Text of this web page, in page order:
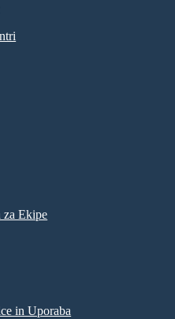
za Ekipe
in Uporaba